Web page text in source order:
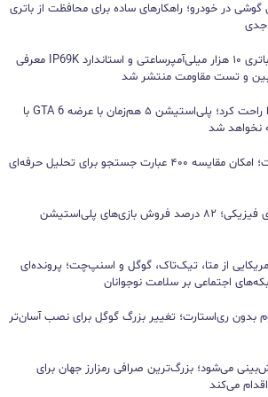
در خودرو؛ راهکارهای ساده برای محافظت از باتری
جدی
اوپو A7 Pro Max با باتری ۱۰ هزار میلی‌آمپرساعتی و استاندارد IP69K معرفی
و تست مقاومت منتشر شد
سونی خیال گیمرها را راحت کرد؛ پلی‌استیشن ۵ هم‌زمان با عرضه GTA 6 با
نخواهد شد
گوگل ترندز ارتقا یافت؛ امکان مقایسه ۴۰۰ عبارت جستجو برای تحلیل حرفه‌ای
مرگ تدریجی بازی‌های فیزیکی؛ ۸۲ درصد فروش بازی‌های پلی‌استیشن
از متا، تیک‌تاک، گوگل و اسنپ‌چت؛ پرونده‌ای
اجتماعی بر سلامت نوجوانان
بدون ری‌استارت؛ تغییر بزرگ گوگل برای نصب آسان‌تر
می‌شود؛ بزرگ‌ترین صرافی رمزارز جهان برای
می‌کند